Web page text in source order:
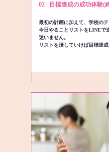
02 | 目標達成の成功体験(
最初の計画に加えて、学校の
今日やることリストをLINEで
迷いません。
リストを潰していけば目標達